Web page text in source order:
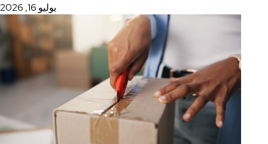
يوليو 16, 2026